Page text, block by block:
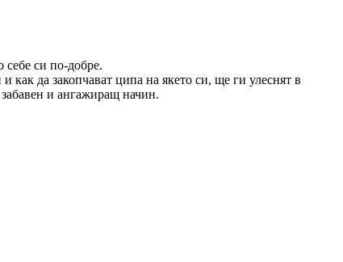
себе си по-добре.
как да закопчават ципа на якето си, ще ги улеснят в
и ангажиращ начин.